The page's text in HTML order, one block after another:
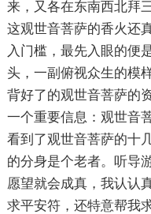
来，又各在东南西北拜
这观世音菩萨的香火还
入门槛，最先入眼的便
头，一副俯视众生的模
背好了的观世音菩萨的
一个重要信息：观世音
看到了观世音菩萨的十
的分身是个老者。听导
愿望就会成真，我认认
求平安符，还特意帮我